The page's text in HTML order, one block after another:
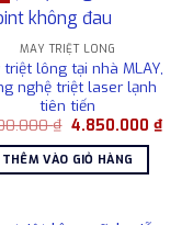
MÁY TRIỆT LÔNG
triệt lông tại nhà MLAY,
nghệ triệt laser lạnh
tiên tiến
₫ Giá
là:
6.500.000 ₫.
4.850.000 ₫Giá
THÊM VÀO GIỎ HÀNG